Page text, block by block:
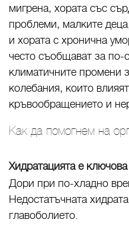
мигрена, хората със
проблеми, малките
и хората с хронична
често съобщават за по-
климатичните промени
колебания, които
кръвообращението и
Как да помогнем на
Хидратацията е ключова
Дори при по-хладно
Недостатъчната
главоболието.